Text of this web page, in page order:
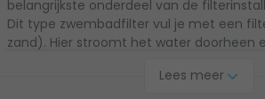
belangrijkste onderdeel van de
Dit type zwembadfilter vul je met een
zand). Hier stroomt het water doorheen
wordt vaak gekozen voor een los model
Lees meer